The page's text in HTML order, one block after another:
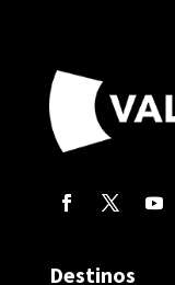
Destinos